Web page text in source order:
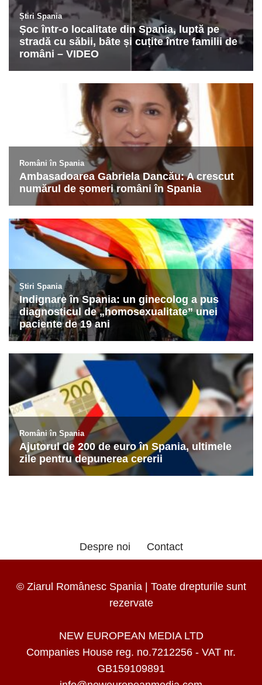
Despre noi Contact
© Ziarul Românesc Spania | Toate drepturile sunt
rezervate
NEW EUROPEAN MEDIA LTD
Companies House reg. no.7212256 - VAT nr.
GB159109891